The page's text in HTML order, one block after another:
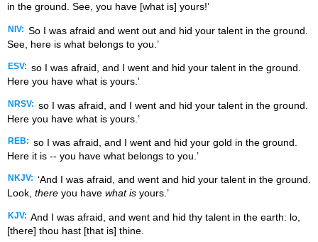
in the ground. See, you have [what is] yours!’
NIV: So I was afraid and went out and hid your talent in the ground.
See, here is what belongs to you.’
ESV: so I was afraid, and I went and hid your talent in the ground.
Here you have what is yours.'
NRSV: so I was afraid, and I went and hid your talent in the ground.
Here you have what is yours.’
REB: so I was afraid, and I went and hid your gold in the ground.
Here it is -- you have what belongs to you.’
NKJV: ‘And I was afraid, and went and hid your talent in the ground.
Look, there you have what is yours.’
KJV: And I was afraid, and went and hid thy talent in the earth: lo,
[there] thou hast [that is] thine.